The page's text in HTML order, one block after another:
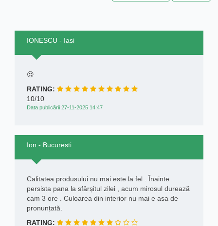
IONESCU - Iasi
😍
RATING:
10/10
Data publicării 27-11-2025 14:47
Ion - Bucuresti
Calitatea produsului nu mai este la fel . Înainte
persista pana la sfârșitul zilei , acum mirosul durează
cam 3 ore . Culoarea din interior nu mai e asa de
pronunțată.
RATING: